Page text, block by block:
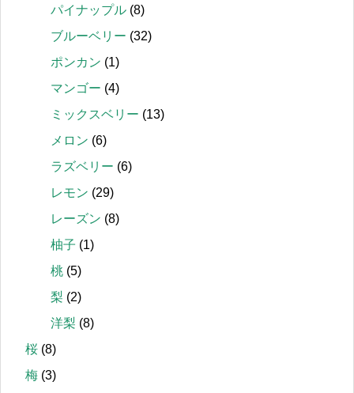
パイナップル (8)
ブルーベリー (32)
ポンカン (1)
マンゴー (4)
ミックスベリー (13)
メロン (6)
ラズベリー (6)
レモン (29)
レーズン (8)
柚子 (1)
桃 (5)
梨 (2)
洋梨 (8)
桜 (8)
梅 (3)